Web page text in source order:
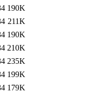
190K
211K
190K
210K
235K
199K
179K